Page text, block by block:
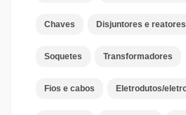
Chaves Disjuntores e reatores
Soquetes Transformadores
Fios e cabos Eletrodutos/